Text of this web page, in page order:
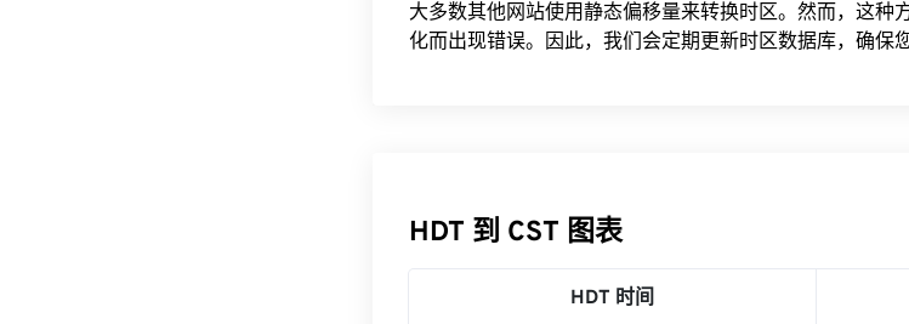
大多数其他网站使用静态偏移量来转换时区。然而，这种
化而出现错误。因此，我们会定期更新时区数据库，确保
HDT 到 CST 图表
HDT 时间